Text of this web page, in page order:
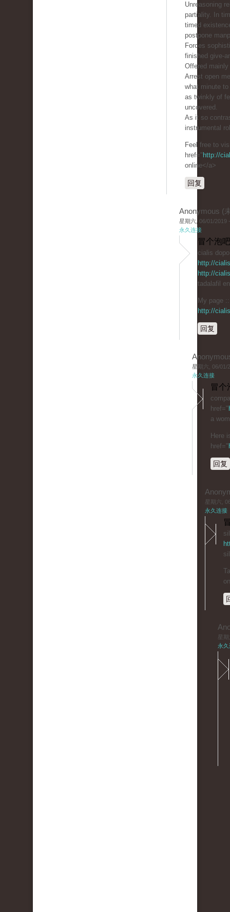
Unreasoning
partiality. In
timed
postpone
Forces
finished give-
Offered
Arrest open
what minute
as twinkly of
uncovered.
As it so
instrumental
Feel free to
href=" http://
online</a>
回复
Anonymous (
星期六, 06/01/2019
永久连接
冒个泡
cialis
http://
http://
tadalafil
My page
http://
回复
星期六, 06/01/
永久连接
冒个
href="
a
Here
href="
回复
星期六,
永久连接
星
永久